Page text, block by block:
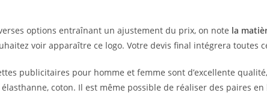
options entraînant un ajustement du prix, on note la
voir apparaître ce logo. Votre devis final intégrera toutes
publicitaires pour homme et femme sont d’excellente
coton. Il est même possible de réaliser des paires